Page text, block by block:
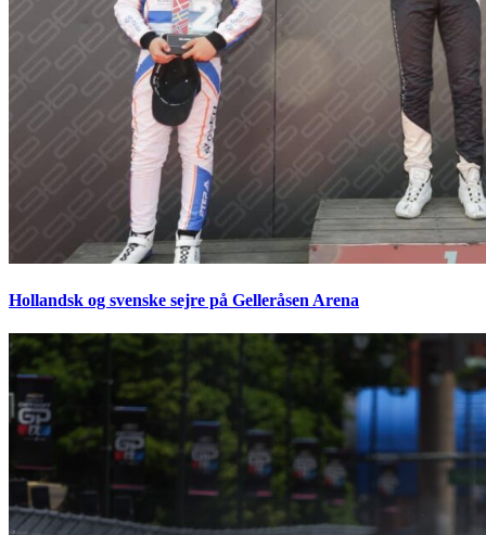
Hollandsk og svenske sejre på Gelleråsen Arena